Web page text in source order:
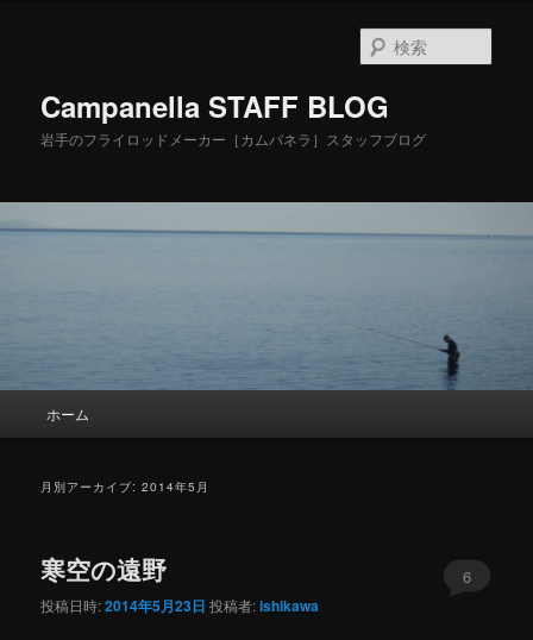
Campanella STAFF BLOG
岩手のフライロッドメーカー［カムパネラ］スタッフブログ
索
メ
コ
ン
サ
ン
テ
ホーム
月別アーカイブ:2014年5月
寒空の遠野
投稿日時:2014年5月23日 投稿者:ishikawa
6